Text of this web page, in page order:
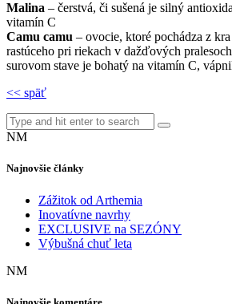
Malina – čerstvá, či sušená je silný
vitamín C
Camu camu – ovocie, ktoré pochádza z
rastúceho pri riekach v dažďových
surovom stave je bohatý na vitamín C,
<< späť
NM
Najnovšie články
Zážitok od Arthemia
Inovatívne navrhy
EXCLUSIVE na SEZÓNY
Výbušná chuť leta
NM